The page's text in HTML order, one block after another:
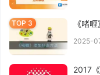
《啫
2025-
2017